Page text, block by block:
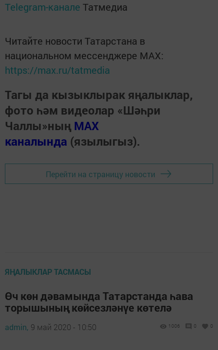
Telegram-канале Татмедиа
Читайте новости Татарстана в
национальном мессенджере MАХ:
https://max.ru/tatmedia
Тагы да кызыклырак яңалыклар,
фото һәм видеолар «Шәһри
Чаллы»ның MAX
каналында (язылыгыз).
Перейти на страницу новости
ЯҢАЛЫКЛАР ТАСМАСЫ
Өч көн дәвамында Татарстанда һава
торышының көйсезләнүе көтелә
admin, 9 май 2020 - 10:50 1006 0 0